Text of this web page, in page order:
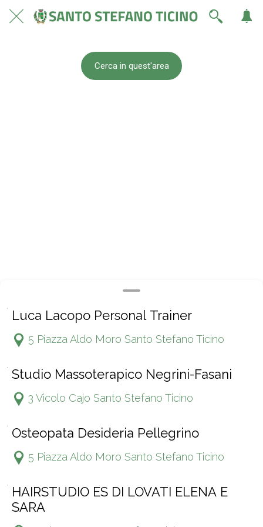
Luca Lacopo Personal Trainer
5 Piazza Aldo Moro Santo Stefano Ticino
Studio Massoterapico Negrini-Fasani
3 Vicolo Cajo Santo Stefano Ticino
Osteopata Desideria Pellegrino
5 Piazza Aldo Moro Santo Stefano Ticino
HAIRSTUDIO ES DI LOVATI ELENA E
SARA
Cerca in quest'area